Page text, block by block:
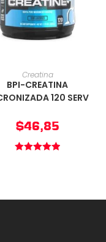
AL CARRITO
Creatina
BPI-CREATINA
120 SERV
$46,85